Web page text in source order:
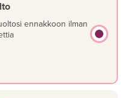
ennakkoon ilman